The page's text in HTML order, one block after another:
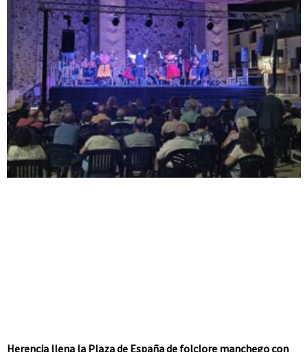
Herencia llena la Plaza de España de folclore manchego con